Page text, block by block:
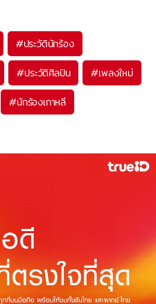
#ประวัตินักร้อง
#ประวัติศิลปิน #เพลงใหม่
#นักร้องเกาหลี